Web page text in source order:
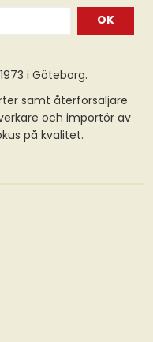
OK
i Göteborg.
samt återförsäljare
och importör av
på kvalitet.